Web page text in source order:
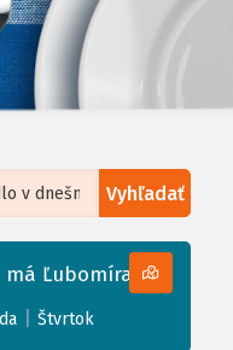
Vyhľadať
Humanitarian OpenStreetMap
Ľubomíra
Štvrtok